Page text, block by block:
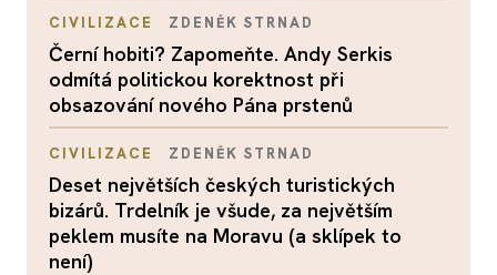
CIVILIZACE ZDENĚK STRNAD
Černí hobiti? Zapomeňte. Andy Serkis
odmítá politickou korektnost při
obsazování nového Pána prstenů
CIVILIZACE ZDENĚK STRNAD
Deset největších českých turistických
bizárů. Trdelník je všude, za největším
peklem musíte na Moravu (a sklípek to
není)